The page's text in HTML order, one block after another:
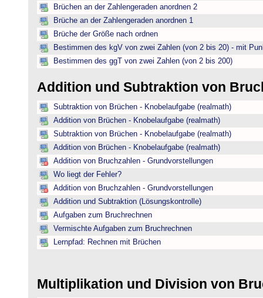
Brüchen an der Zahlengeraden anordnen 2
Brüche an der Zahlengeraden anordnen 1
Brüche der Größe nach ordnen
Bestimmen des kgV von zwei Zahlen (von 2 bis 20) - mit
Bestimmen des ggT von zwei Zahlen (von 2 bis 200)
Addition und Subtraktion von
Subtraktion von Brüchen - Knobelaufgabe (realmath)
Addition von Brüchen - Knobelaufgabe (realmath)
Subtraktion von Brüchen - Knobelaufgabe (realmath)
Addition von Brüchen - Knobelaufgabe (realmath)
Addition von Bruchzahlen - Grundvorstellungen
Wo liegt der Fehler?
Addition von Bruchzahlen - Grundvorstellungen
Addition und Subtraktion (Lösungskontrolle)
Aufgaben zum Bruchrechnen
Vermischte Aufgaben zum Bruchrechnen
Lernpfad: Rechnen mit Brüchen
Multiplikation und Division von